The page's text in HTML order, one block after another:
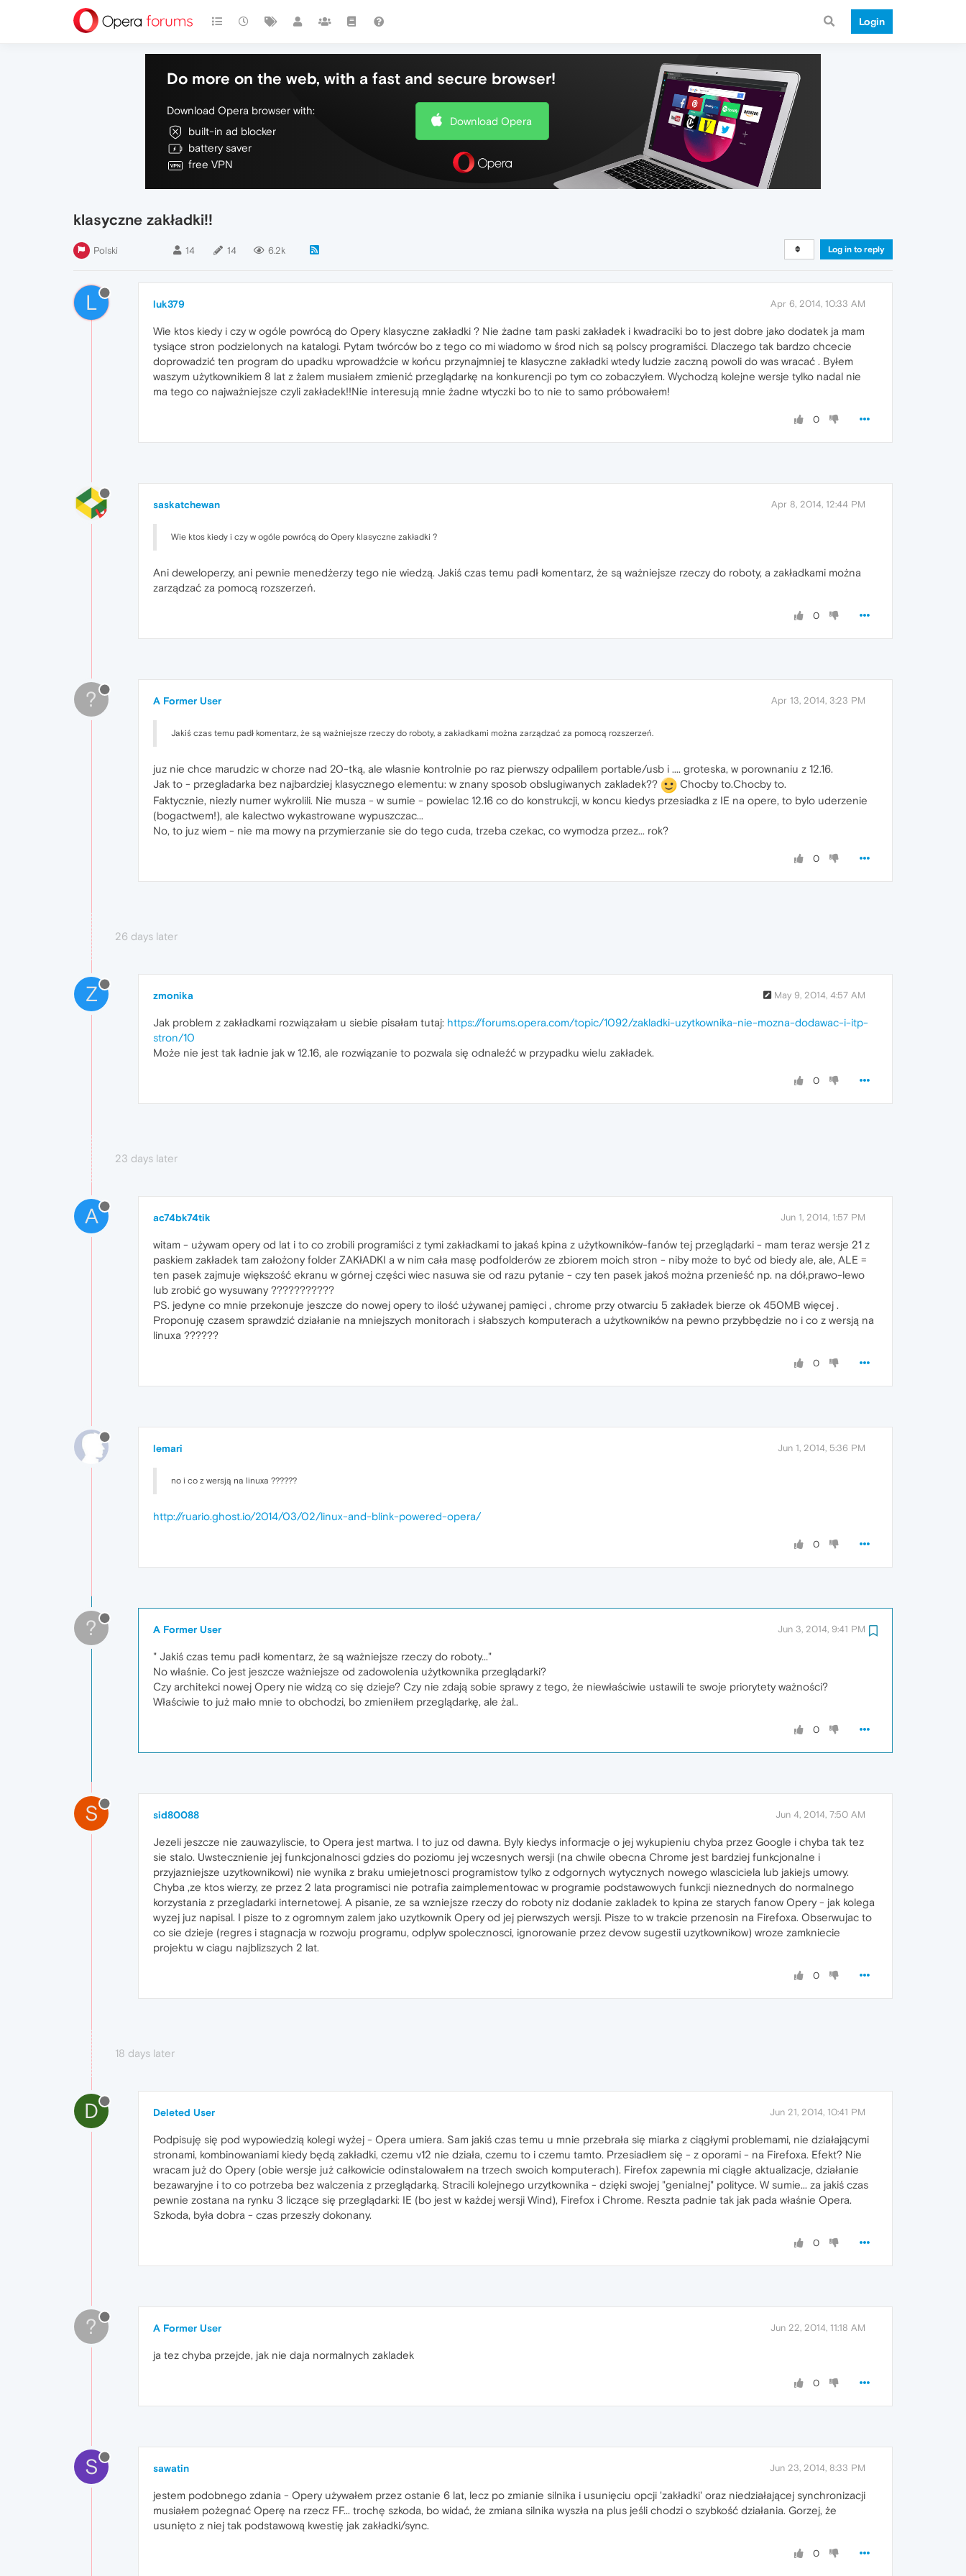
Login
Do more on the web, with a fast and secure browser!
Download Opera browser with:
built-in ad blocker
battery saver
free VPN
Download Opera
klasyczne zakładki!!
Polski 14 14 6.2k Log in to reply
L luk379 Apr 6, 2014, 10:33 AM
Wie ktos kiedy i czy w ogóle powrócą do Opery klasyczne zakładki ? Nie żadne tam paski zakładek i kwadraciki bo to jest dobre jako dodatek ja mam
tysiące stron podzielonych na katalogi. Pytam twórców bo z tego co mi wiadomo w środ nich są polscy programiści. Dlaczego tak bardzo chcecie
doprowadzić ten program do upadku wprowadźcie w końcu przynajmniej te klasyczne zakładki wtedy ludzie zaczną powoli do was wracać . Byłem
waszym użytkownikiem 8 lat z żalem musiałem zmienić przeglądarkę na konkurencji po tym co zobaczyłem. Wychodzą kolejne wersje tylko nadal nie
ma tego co najważniejsze czyli zakładek!!Nie interesują mnie żadne wtyczki bo to nie to samo próbowałem!
0
saskatchewan Apr 8, 2014, 12:44 PM
Wie ktos kiedy i czy w ogóle powrócą do Opery klasyczne zakładki ?
Ani deweloperzy, ani pewnie menedżerzy tego nie wiedzą. Jakiś czas temu padł komentarz, że są ważniejsze rzeczy do roboty, a zakładkami można
zarządzać za pomocą rozszerzeń.
0
? A Former User Apr 13, 2014, 3:23 PM
Jakiś czas temu padł komentarz, że są ważniejsze rzeczy do roboty, a zakładkami można zarządzać za pomocą rozszerzeń.
juz nie chce marudzic w chorze nad 20-tką, ale wlasnie kontrolnie po raz pierwszy odpalilem portable/usb i .... groteska, w porownaniu z 12.16.
Jak to - przegladarka bez najbardziej klasycznego elementu: w znany sposob obslugiwanych zakladek??
Chocby to.Chocby to.
Faktycznie, niezly numer wykrolili. Nie musza - w sumie - powielac 12.16 co do konstrukcji, w koncu kiedys przesiadka z IE na opere, to bylo uderzenie
(bogactwem!), ale kalectwo wykastrowane wypuszczac...
No, to juz wiem - nie ma mowy na przymierzanie sie do tego cuda, trzeba czekac, co wymodza przez... rok?
0
26 days later
Z zmonika May 9, 2014, 4:57 AM
Jak problem z zakładkami rozwiązałam u siebie pisałam tutaj: https://forums.opera.com/topic/1092/zakladki-uzytkownika-nie-mozna-dodawac-i-itp-
stron/10
Może nie jest tak ładnie jak w 12.16, ale rozwiązanie to pozwala się odnaleźć w przypadku wielu zakładek.
0
23 days later
A ac74bk74tik Jun 1, 2014, 1:57 PM
witam - używam opery od lat i to co zrobili programiści z tymi zakładkami to jakaś kpina z użytkowników-fanów tej przeglądarki - mam teraz wersje 21 z
paskiem zakładek tam założony folder ZAKłADKI a w nim cała masę podfolderów ze zbiorem moich stron - niby może to być od biedy ale, ale, ALE =
ten pasek zajmuje większość ekranu w górnej części wiec nasuwa sie od razu pytanie - czy ten pasek jakoś można przenieść np. na dół,prawo-lewo
lub zrobić go wysuwany ???????????
PS. jedyne co mnie przekonuje jeszcze do nowej opery to ilość używanej pamięci , chrome przy otwarciu 5 zakładek bierze ok 450MB więcej .
Proponuję czasem sprawdzić działanie na mniejszych monitorach i słabszych komputerach a użytkowników na pewno przybbędzie no i co z wersją na
linuxa ??????
0
lemari Jun 1, 2014, 5:36 PM
no i co z wersją na linuxa ??????
http://ruario.ghost.io/2014/03/02/linux-and-blink-powered-opera/
0
? A Former User Jun 3, 2014, 9:41 PM
" Jakiś czas temu padł komentarz, że są ważniejsze rzeczy do roboty..."
No właśnie. Co jest jeszcze ważniejsze od zadowolenia użytkownika przeglądarki?
Czy architekci nowej Opery nie widzą co się dzieje? Czy nie zdają sobie sprawy z tego, że niewłaściwie ustawili te swoje priorytety ważności?
Właściwie to już mało mnie to obchodzi, bo zmieniłem przeglądarkę, ale żal..
0
S sid80088 Jun 4, 2014, 7:50 AM
Jezeli jeszcze nie zauwazyliscie, to Opera jest martwa. I to juz od dawna. Byly kiedys informacje o jej wykupieniu chyba przez Google i chyba tak tez
sie stalo. Uwstecznienie jej funkcjonalnosci gdzies do poziomu jej wczesnych wersji (na chwile obecna Chrome jest bardziej funkcjonalne i
przyjazniejsze uzytkownikowi) nie wynika z braku umiejetnosci programistow tylko z odgornych wytycznych nowego wlasciciela lub jakiejs umowy.
Chyba ,ze ktos wierzy, ze przez 2 lata programisci nie potrafia zaimplementowac w programie podstawowych funkcji nieznednych do normalnego
korzystania z przegladarki internetowej. A pisanie, ze sa wzniejsze rzeczy do roboty niz dodanie zakladek to kpina ze starych fanow Opery - jak kolega
wyzej juz napisal. I pisze to z ogromnym zalem jako uzytkownik Opery od jej pierwszych wersji. Pisze to w trakcie przenosin na Firefoxa. Obserwujac to
co sie dzieje (regres i stagnacja w rozwoju programu, odplyw spolecznosci, ignorowanie przez devow sugestii uzytkownikow) wroze zamkniecie
projektu w ciagu najblizszych 2 lat.
0
18 days later
D Deleted User Jun 21, 2014, 10:41 PM
Podpisuję się pod wypowiedzią kolegi wyżej - Opera umiera. Sam jakiś czas temu u mnie przebrała się miarka z ciągłymi problemami, nie działającymi
stronami, kombinowaniami kiedy będą zakładki, czemu v12 nie działa, czemu to i czemu tamto. Przesiadłem się - z oporami - na Firefoxa. Efekt? Nie
wracam już do Opery (obie wersje już całkowicie odinstalowałem na trzech swoich komputerach). Firefox zapewnia mi ciągłe aktualizacje, działanie
bezawaryjne i to co potrzeba bez walczenia z przeglądarką. Stracili kolejnego urzytkownika - dzięki swojej "genialnej" polityce. W sumie... za jakiś czas
pewnie zostana na rynku 3 liczące się przeglądarki: IE (bo jest w każdej wersji Wind), Firefox i Chrome. Reszta padnie tak jak pada właśnie Opera.
Szkoda, była dobra - czas przeszły dokonany.
0
? A Former User Jun 22, 2014, 11:18 AM
ja tez chyba przejde, jak nie daja normalnych zakladek
0
S sawatin Jun 23, 2014, 8:33 PM
jestem podobnego zdania - Opery używałem przez ostanie 6 lat, lecz po zmianie silnika i usunięciu opcji 'zakładki' oraz niedziałającej synchronizacji
musiałem pożegnać Operę na rzecz FF... trochę szkoda, bo widać, że zmiana silnika wyszła na plus jeśli chodzi o szybkość działania. Gorzej, że
usunięto z niej tak podstawową kwestię jak zakładki/sync.
0